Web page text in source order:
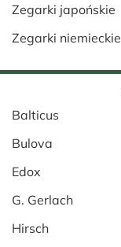
Zegarki japońskie
Zegarki niemieckie
Balticus
Bulova
Edox
G. Gerlach
Hirsch